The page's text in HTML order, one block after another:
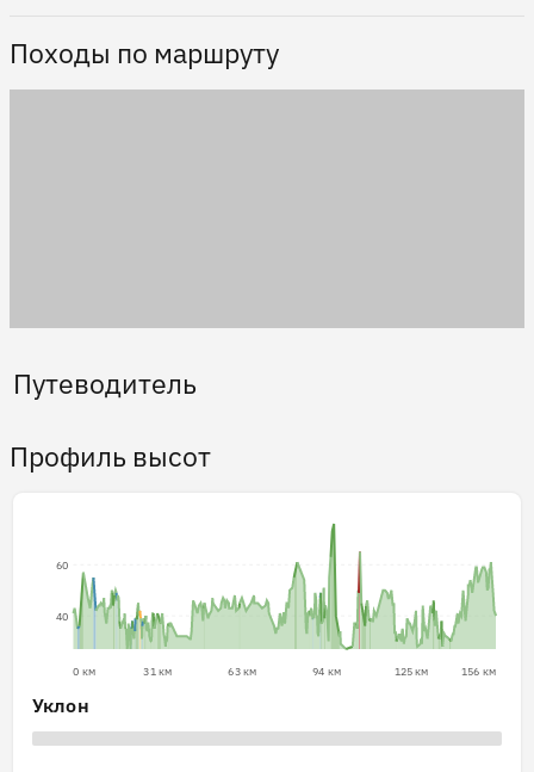
Походы по маршруту
Путеводитель
Профиль высот
40
60
0 км 31 км 63 км 94 км 125 км 156 км
Уклон